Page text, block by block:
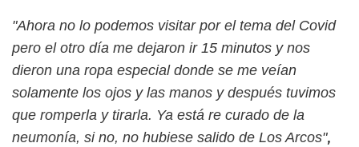
"Ahora no lo podemos visitar por el tema del Covid
pero el otro día me dejaron ir 15 minutos y nos
dieron una ropa especial donde se me veían
solamente los ojos y las manos y después tuvimos
que romperla y tirarla. Ya está re curado de la
neumonía, si no, no hubiese salido de Los Arcos",